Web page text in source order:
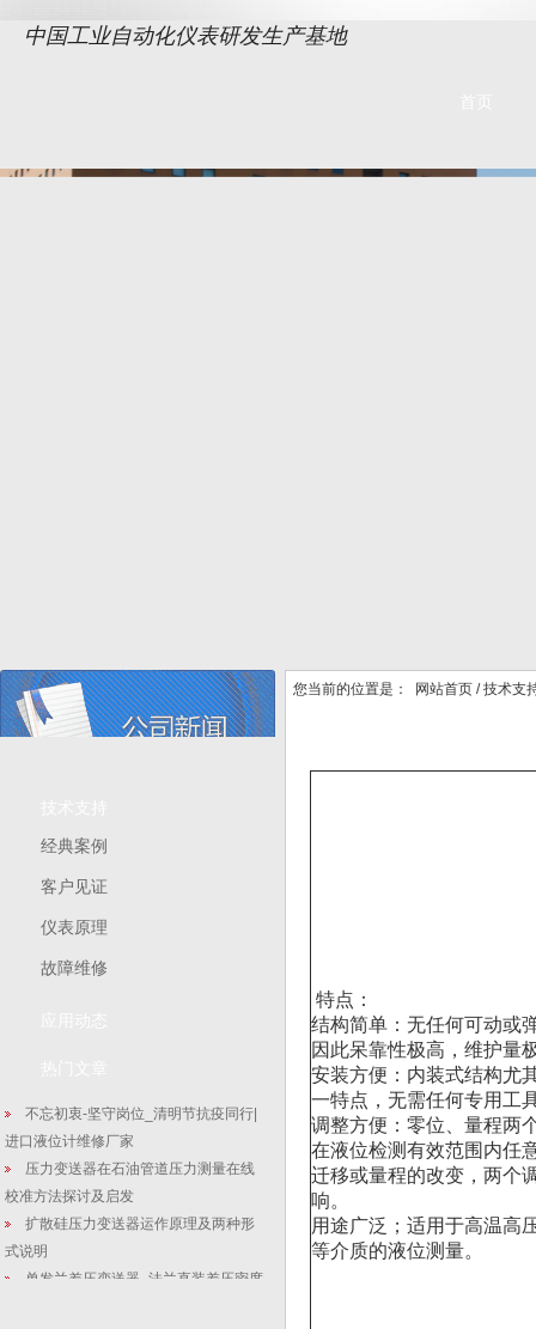
中国工业自动化仪表研发生产基地
经典案例
客户见证
仪表原理
故障维修
不忘初衷-坚守岗位_清明节抗疫同行|
进口液位计维修厂家
压力变送器在石油管道压力测量在线
校准方法探讨及启发
扩散硅压力变送器运作原理及两种形
式说明
单发兰差压变送器_法兰直装差压密度
您当前的位置是： 网站首页 /技术支
特点：
结构简单：无任何可动或
因此呆靠性极高，维护量
安装方便：内装式结构尤
一特点，无需任何专用工
调整方便：零位、量程两
在液位检测有效范围内任
迁移或量程的改变，两个
响。
用途广泛；适用于高温高
等介质的液位测量。